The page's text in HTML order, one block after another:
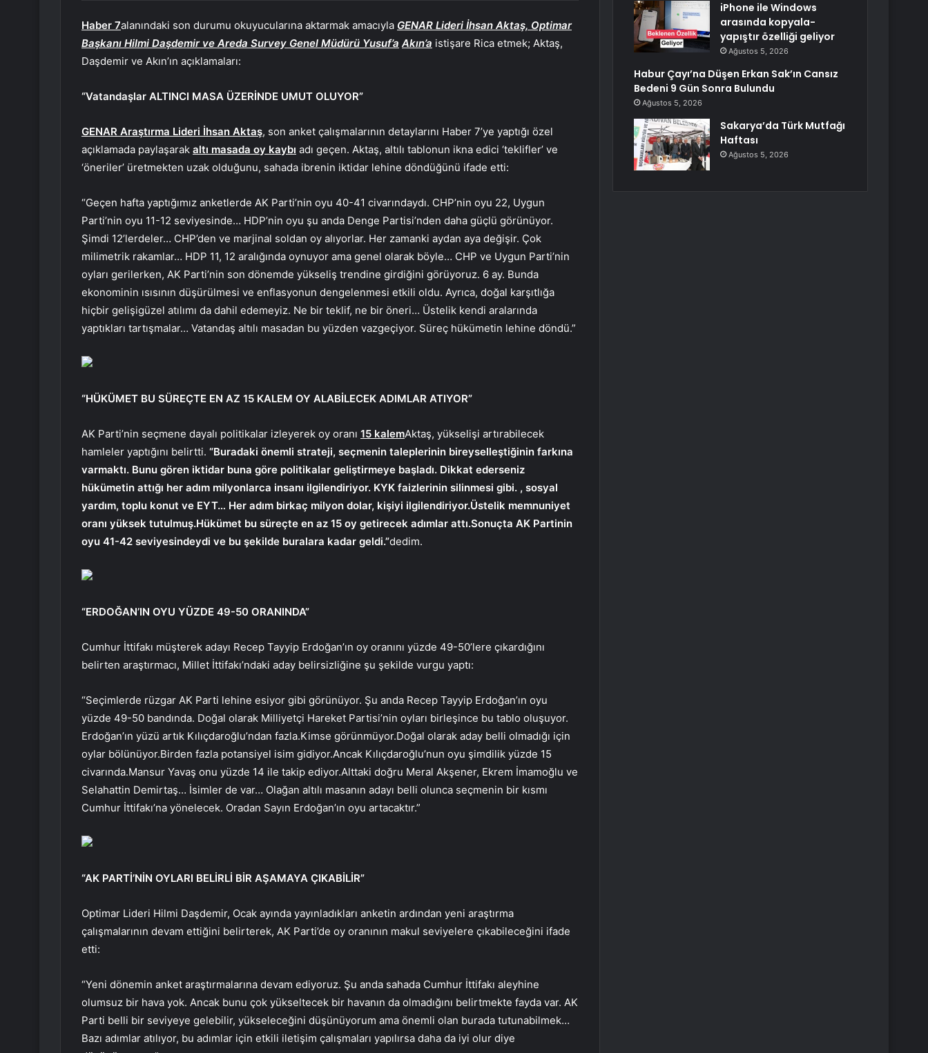
Haber 7alanındaki son durumu okuyucularına aktarmak amacıyla GENAR Lideri İhsan Aktaş, Optimar
Başkanı Hilmi Daşdemir ve Areda Survey Genel Müdürü Yusuf’a Akın’a istişare Rica etmek; Aktaş,
Daşdemir ve Akın’ın açıklamaları:
“Vatandaşlar ALTINCI MASA ÜZERİNDE UMUT OLUYOR”
GENAR Araştırma Lideri İhsan Aktaş, son anket çalışmalarının detaylarını Haber 7’ye yaptığı özel
açıklamada paylaşarak altı masada oy kaybı adı geçen. Aktaş, altılı tablonun ikna edici ‘teklifler’ ve
‘öneriler’ üretmekten uzak olduğunu, sahada ibrenin iktidar lehine döndüğünü ifade etti:
“Geçen hafta yaptığımız anketlerde AK Parti’nin oyu 40-41 civarındaydı. CHP’nin oyu 22, Uygun
Parti’nin oyu 11-12 seviyesinde… HDP’nin oyu şu anda Denge Partisi’nden daha güçlü görünüyor.
Şimdi 12’lerdeler… CHP’den ve marjinal soldan oy alıyorlar. Her zamanki aydan aya değişir. Çok
milimetrik rakamlar… HDP 11, 12 aralığında oynuyor ama genel olarak böyle… CHP ve Uygun Parti’nin
oyları gerilerken, AK Parti’nin son dönemde yükseliş trendine girdiğini görüyoruz. 6 ay. Bunda
ekonominin ısısının düşürülmesi ve enflasyonun dengelenmesi etkili oldu. Ayrıca, doğal karşıtlığa
hiçbir gelişigüzel atılımı da dahil edemeyiz. Ne bir teklif, ne bir öneri… Üstelik kendi aralarında
yaptıkları tartışmalar… Vatandaş altılı masadan bu yüzden vazgeçiyor. Süreç hükümetin lehine döndü.”
“HÜKÜMET BU SÜREÇTE EN AZ 15 KALEM OY ALABİLECEK ADIMLAR ATIYOR”
AK Parti’nin seçmene dayalı politikalar izleyerek oy oranı 15 kalemAktaş, yükselişi artırabilecek
hamleler yaptığını belirtti. “Buradaki önemli strateji, seçmenin taleplerinin bireyselleştiğinin farkına
varmaktı. Bunu gören iktidar buna göre politikalar geliştirmeye başladı. Dikkat ederseniz
hükümetin attığı her adım milyonlarca insanı ilgilendiriyor. KYK faizlerinin silinmesi gibi. , sosyal
yardım, toplu konut ve EYT… Her adım birkaç milyon dolar, kişiyi ilgilendiriyor.Üstelik memnuniyet
oranı yüksek tutulmuş.Hükümet bu süreçte en az 15 oy getirecek adımlar attı.Sonuçta AK Partinin
oyu 41-42 seviyesindeydi ve bu şekilde buralara kadar geldi.”dedim.
“ERDOĞAN’IN OYU YÜZDE 49-50 ORANINDA”
Cumhur İttifakı müşterek adayı Recep Tayyip Erdoğan’ın oy oranını yüzde 49-50’lere çıkardığını
belirten araştırmacı, Millet İttifakı’ndaki aday belirsizliğine şu şekilde vurgu yaptı:
“Seçimlerde rüzgar AK Parti lehine esiyor gibi görünüyor. Şu anda Recep Tayyip Erdoğan’ın oyu
yüzde 49-50 bandında. Doğal olarak Milliyetçi Hareket Partisi’nin oyları birleşince bu tablo oluşuyor.
Erdoğan’ın yüzü artık Kılıçdaroğlu’ndan fazla.Kimse görünmüyor.Doğal olarak aday belli olmadığı için
oylar bölünüyor.Birden fazla potansiyel isim gidiyor.Ancak Kılıçdaroğlu’nun oyu şimdilik yüzde 15
civarında.Mansur Yavaş onu yüzde 14 ile takip ediyor.Alttaki doğru Meral Akşener, Ekrem İmamoğlu ve
Selahattin Demirtaş… İsimler de var… Olağan altılı masanın adayı belli olunca seçmenin bir kısmı
Cumhur İttifakı’na yönelecek. Oradan Sayın Erdoğan’ın oyu artacaktır.”
“AK PARTİ’NİN OYLARI BELİRLİ BİR AŞAMAYA ÇIKABİLİR”
Optimar Lideri Hilmi Daşdemir, Ocak ayında yayınladıkları anketin ardından yeni araştırma
çalışmalarının devam ettiğini belirterek, AK Parti’de oy oranının makul seviyelere çıkabileceğini ifade
etti:
“Yeni dönemin anket araştırmalarına devam ediyoruz. Şu anda sahada Cumhur İttifakı aleyhine
olumsuz bir hava yok. Ancak bunu çok yükseltecek bir havanın da olmadığını belirtmekte fayda var. AK
Parti belli bir seviyeye gelebilir, yükseleceğini düşünüyorum ama önemli olan burada tutunabilmek…
Bazı adımlar atılıyor, bu adımlar için etkili iletişim çalışmaları yapılırsa daha da iyi olur diye
iPhone ile Windows
arasında kopyala-
yapıştır özelliği geliyor
Ağustos 5, 2026
Habur Çayı’na Düşen Erkan Sak’ın Cansız
Bedeni 9 Gün Sonra Bulundu
Ağustos 5, 2026
Sakarya’da Türk Mutfağı
Haftası
Ağustos 5, 2026